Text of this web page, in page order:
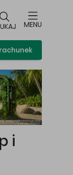
MENU
i